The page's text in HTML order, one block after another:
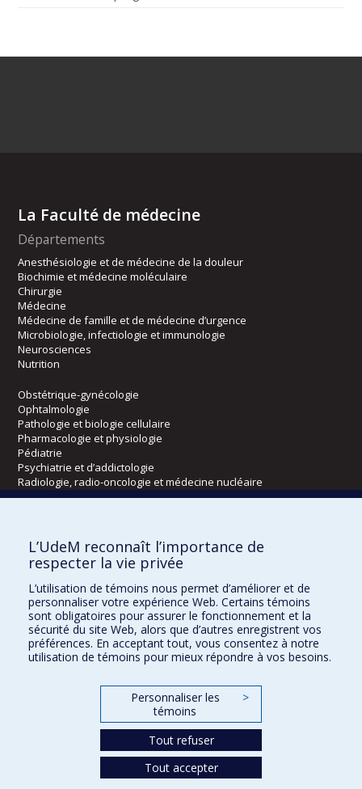
La Faculté de médecine
Départements
Anesthésiologie et de médecine de la douleur
Biochimie et médecine moléculaire
Chirurgie
Médecine
Médecine de famille et de médecine d’urgence
Microbiologie, infectiologie et immunologie
Neurosciences
Nutrition
Obstétrique-gynécologie
Ophtalmologie
Pathologie et biologie cellulaire
Pharmacologie et physiologie
Pédiatrie
Psychiatrie et d’addictologie
Radiologie, radio-oncologie et médecine nucléaire
Kinésiologie et des sciences de l’activité physique
Orthophonie et audiologie
Réadaptation
Directions
DPC
CPASS
L’UdeM reconnaît l’importance de
respecter la vie privée
L’utilisation de témoins nous permet d’améliorer et de
personnaliser votre expérience Web. Certains témoins
sont obligatoires pour assurer le fonctionnement et la
sécurité du site Web, alors que d’autres enregistrent vos
préférences. En acceptant tout, vous consentez à notre
utilisation de témoins pour mieux répondre à vos besoins.
Personnaliser les
témoins
>
Tout refuser
Tout accepter